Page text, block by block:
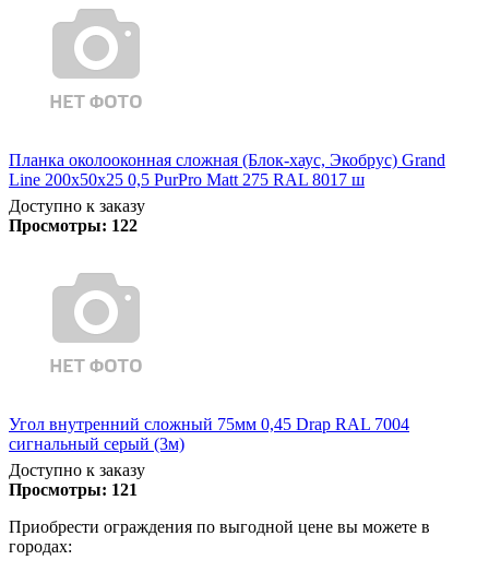
Планка околооконная сложная (Блок-хаус, Экобрус) Grand
Line 200х50х25 0,5 PurPro Matt 275 RAL 8017 ш
Доступно к заказу
Просмотры: 122
Угол внутренний сложный 75мм 0,45 Drap RAL 7004
сигнальный серый (3м)
Доступно к заказу
Просмотры: 121
Приобрести ограждения по выгодной цене вы можете в
городах: